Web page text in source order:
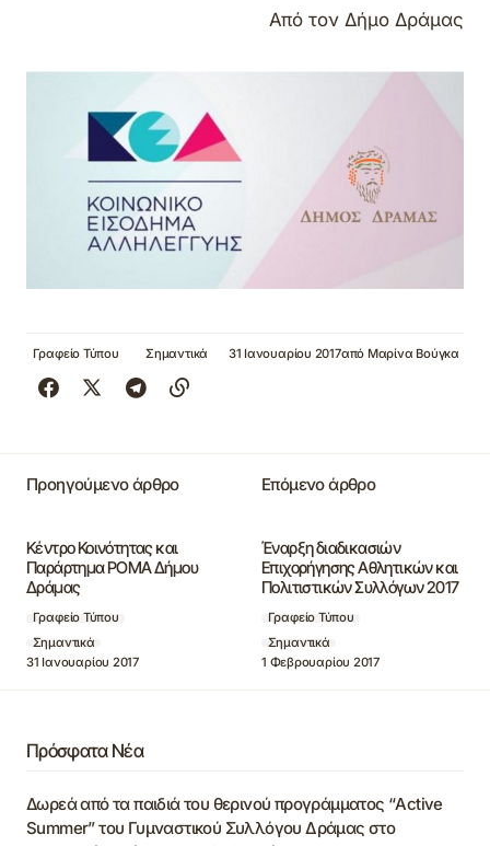
Από τον Δήμο Δράμας
Γραφείο Τύπου Σημαντικά 31 Ιανουαρίου 2017από Μαρίνα Βούγκα
Προηγούμενο άρθρο
Κέντρο Κοινότητας και
Παράρτημα ΡΟΜΑ Δήμου
Δράμας
Γραφείο Τύπου
Σημαντικά
31 Ιανουαρίου 2017
Επόμενο άρθρο
Έναρξη διαδικασιών
Επιχορήγησης Αθλητικών και
Πολιτιστικών Συλλόγων 2017
Γραφείο Τύπου
Σημαντικά
1 Φεβρουαρίου 2017
Πρόσφατα Νέα
Δωρεά από τα παιδιά του θερινού προγράμματος “Active
Summer” του Γυμναστικού Συλλόγου Δράμας στο